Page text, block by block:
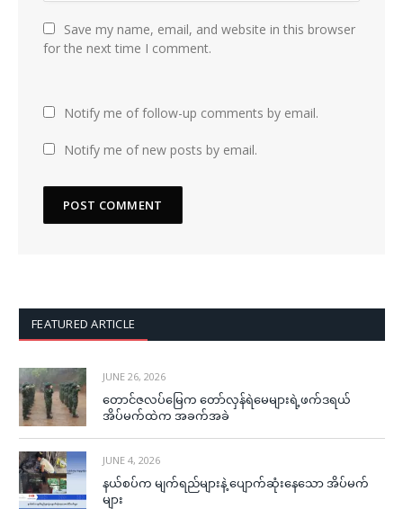
Save my name, email, and website in this browser
for the next time I comment.
Notify me of follow-up comments by email.
Notify me of new posts by email.
FEATURED ARTICLE
JUNE 26, 2026
တောင်ဇလပ်မြေက တော်လှန်ရဲမေများရဲ့ဖက်ဒရယ်
အိပ်မက်ထဲက အခက်အခဲ
JUNE 4, 2026
နယ်စပ်က မျက်ရည်များနဲ့ ပျောက်ဆုံးနေသော အိပ်မက်
များ